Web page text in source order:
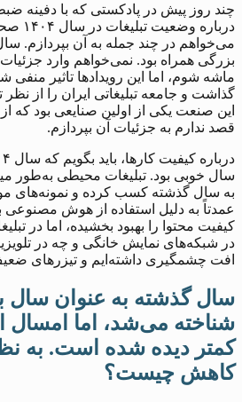
چند روز پیش در پادکستی که با دفینه
بزرگی همراه بود. نمی‌خواهم وارد
ماشه شوم، اما این رویدادها تاثیر
گذاشت و جامعه تبلیغاتی ایران را از
این صنعت یکی از اولین صنایعی بود که
قصد ندارم به جزئیات آن بپردازم.
سال خوبی بود. تبلیغات محیطی به‌طور
به سال گذشته کسب کرده و نمونه‌های
عمدتاً به دلیل استفاده از هوش مصنوعی
کیفیت محتوا را بهبود بخشیده، اما در
در شبکه‌های نمایش خانگی و چه در
افت چشمگیری داشته‌ایم و تیزرهای
سال گذشته به‌ عنوان سال
شناخته می‌شد، اما امسال
کمتر دیده شده است. به
کاهش چیست؟